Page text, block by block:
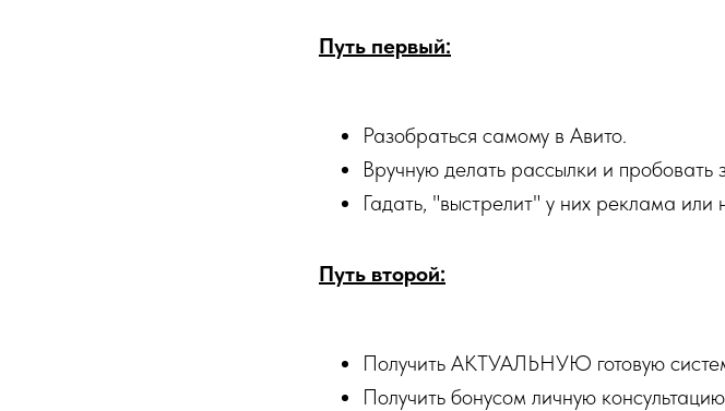
Путь первый:
Разобраться самому в Авито.
Вручную делать рассылки и пробовать
Гадать, "выстрелит" у них реклама или
Путь второй:
Получить АКТУАЛЬНУЮ готовую
Получить бонусом личную